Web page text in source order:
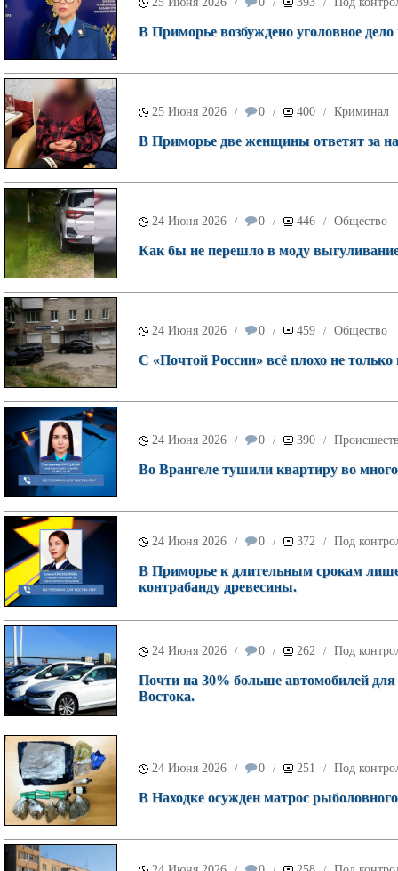
/ / /
В Приморье возбуждено уголовное
25 Июня 2026 / 0 / 400 / Криминал
В Приморье две женщины ответят за
24 Июня 2026 / 0 / 446 / Общество
Как бы не перешло в моду
24 Июня 2026 / 0 / 459 / Общество
С «Почтой России» всё плохо не только
24 Июня 2026 / 0 / 390 /
Во Врангеле тушили квартиру во
24 Июня 2026 / 0 / 372 / Под
В Приморье к длительным срокам
контрабанду древесины.
24 Июня 2026 / 0 / 262 / Под
Почти на 30% больше автомобилей
Востока.
24 Июня 2026 / 0 / 251 / Под
В Находке осужден матрос